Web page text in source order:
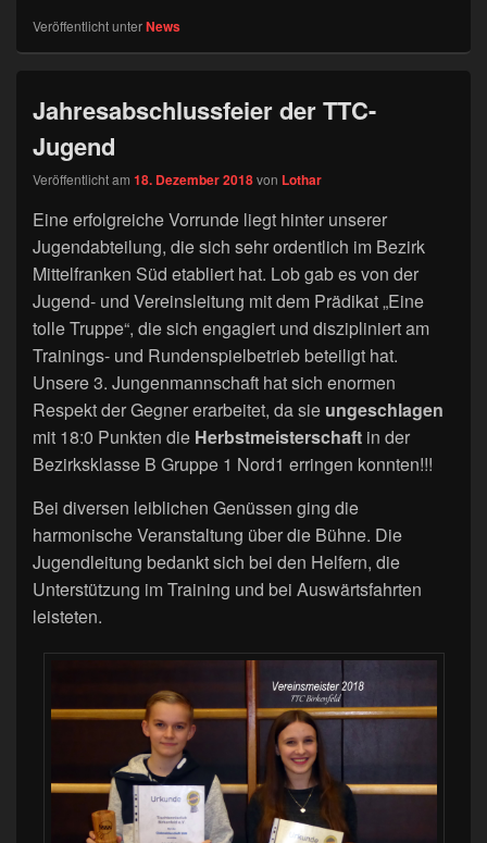
Veröffentlicht unterNews
Jahresabschlussfeier der TTC-
Jugend
Veröffentlicht am 18. Dezember 2018von Lothar
Eine erfolgreiche Vorrunde liegt hinter unserer
Jugendabteilung, die sich sehr ordentlich im Bezirk
Mittelfranken Süd etabliert hat. Lob gab es von der
Jugend- und Vereinsleitung mit dem Prädikat „Eine
tolle Truppe“, die sich engagiert und diszipliniert am
Trainings- und Rundenspielbetrieb beteiligt hat.
Unsere 3. Jungenmannschaft hat sich enormen
Respekt der Gegner erarbeitet, da sie ungeschlagen
mit 18:0 Punkten die Herbstmeisterschaft in der
Bezirksklasse B Gruppe 1 Nord1 erringen konnten!!!
Bei diversen leiblichen Genüssen ging die
harmonische Veranstaltung über die Bühne. Die
Jugendleitung bedankt sich bei den Helfern, die
Unterstützung im Training und bei Auswärtsfahrten
leisteten.